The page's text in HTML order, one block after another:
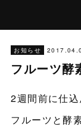
お知らせ
フルーツ
2週間前に仕込
フルーツと酵